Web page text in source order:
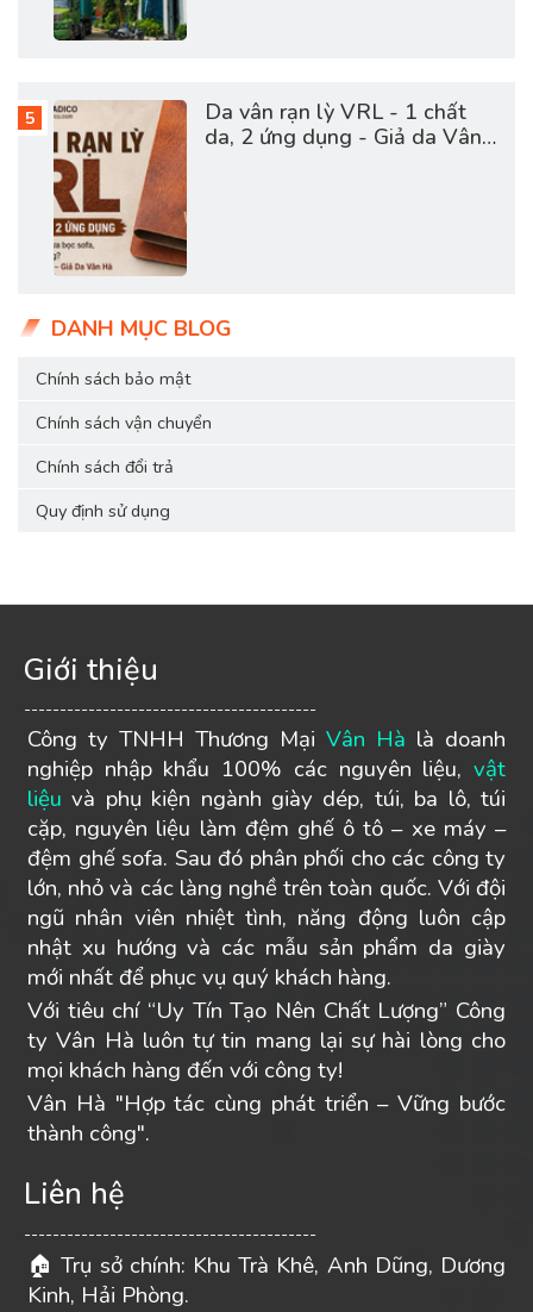
Da vân rạn lỳ VRL - 1 chất
da, 2 ứng dụng - Giả da Vân
DANH MỤC BLOG
Chính sách bảo mật
Chính sách vận chuyển
Chính sách đổi trả
Quy định sử dụng
Giới thiệu
-----------------------------------------
Công ty TNHH Thương Mại Vân Hà là doanh
nghiệp nhập khẩu 100% các nguyên liệu, vật
liệu và phụ kiện ngành giày dép, túi, ba lô, túi
cặp, nguyên liệu làm đệm ghế ô tô – xe máy –
đệm ghế sofa. Sau đó phân phối cho các công ty
lớn, nhỏ và các làng nghề trên toàn quốc. Với đội
ngũ nhân viên nhiệt tình, năng động luôn cập
nhật xu hướng và các mẫu sản phẩm da giày
mới nhất để phục vụ quý khách hàng.
Với tiêu chí “Uy Tín Tạo Nên Chất Lượng” Công
ty Vân Hà luôn tự tin mang lại sự hài lòng cho
mọi khách hàng đến với công ty!
Vân Hà "Hợp tác cùng phát triển – Vững bước
thành công".
Liên hệ
-----------------------------------------
🏠 Trụ sở chính: Khu Trà Khê, Anh Dũng, Dương
Kinh, Hải Phòng.